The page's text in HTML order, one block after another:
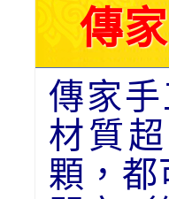
傳
傳家
材質
顆，